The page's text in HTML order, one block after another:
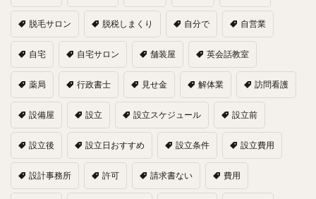
脱毛サロン 脱税しまくり 自分で 自営業
自宅 自宅サロン 舗装屋 英会話教室
薬局 行政書士 見せ金 解体業 訪問看護
設備屋 設立 設立スケジュール 設立前
設立後 設立日おすすめ 設立条件 設立費用
設計事務所 許可 請求書ない 費用